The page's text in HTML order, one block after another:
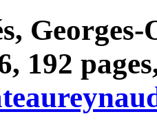
192